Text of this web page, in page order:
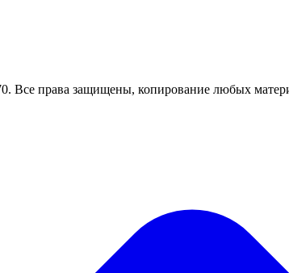
права защищены, копирование любых